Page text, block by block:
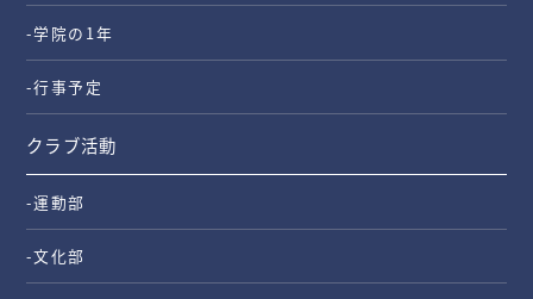
-学院の1年
-行事予定
クラブ活動
-運動部
-文化部